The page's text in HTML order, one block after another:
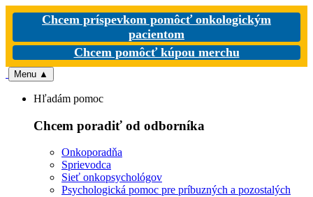
Chcem príspevkom pomôcť onkologickým
pacientom
Chcem pomôcť kúpou merchu
Menu ▲
Hľadám pomoc
Chcem poradiť od odborníka
Onkoporadňa
Sprievodca
Sieť onkopsychológov
Psychologická pomoc pre príbuzných a pozostalých